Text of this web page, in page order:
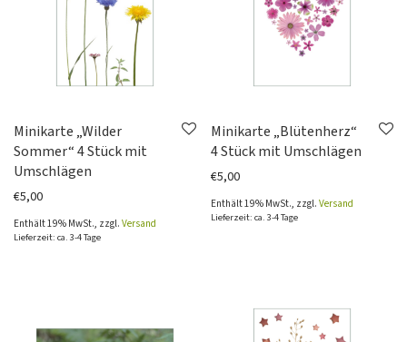
Postkarten
Minikarten
Papeterie
Porzellan
Fine Bone China
Fliesenaufkleber
Magnete
Minikarte „Wilder
Sommer“ 4 Stück mit
Umschlägen
€5,00
Enthält 19% MwSt., zzgl. Versand
Lieferzeit: ca. 3-4 Tage
Minikarte „Blütenherz“
4 Stück mit Umschlägen
€5,00
Enthält 19% MwSt., zzgl. Versand
Lieferzeit: ca. 3-4 Tage